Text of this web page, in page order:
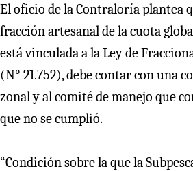
El oficio de la Contraloría plantea
fracción artesanal de la cuota
está vinculada a la Ley de
(N° 21.752), debe contar con una
zonal y al comité de manejo que
que no se cumplió.
“Condición sobre la que la